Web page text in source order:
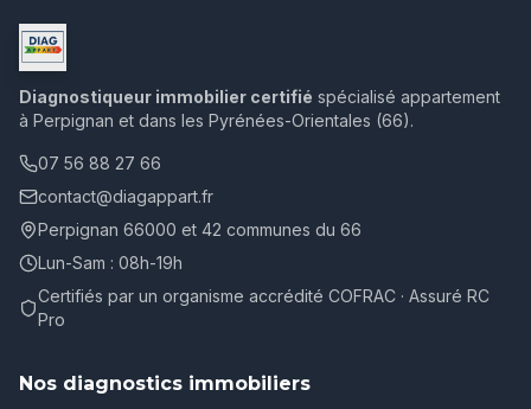
Diagnostiqueur immobilier certifié spécialisé appartement
à Perpignan et dans les Pyrénées-Orientales (66).
07 56 88 27 66
contact@diagappart.fr
Perpignan 66000 et 42 communes du 66
Lun-Sam : 08h-19h
Certifiés par un organisme accrédité COFRAC · Assuré RC
Pro
Nos diagnostics immobiliers